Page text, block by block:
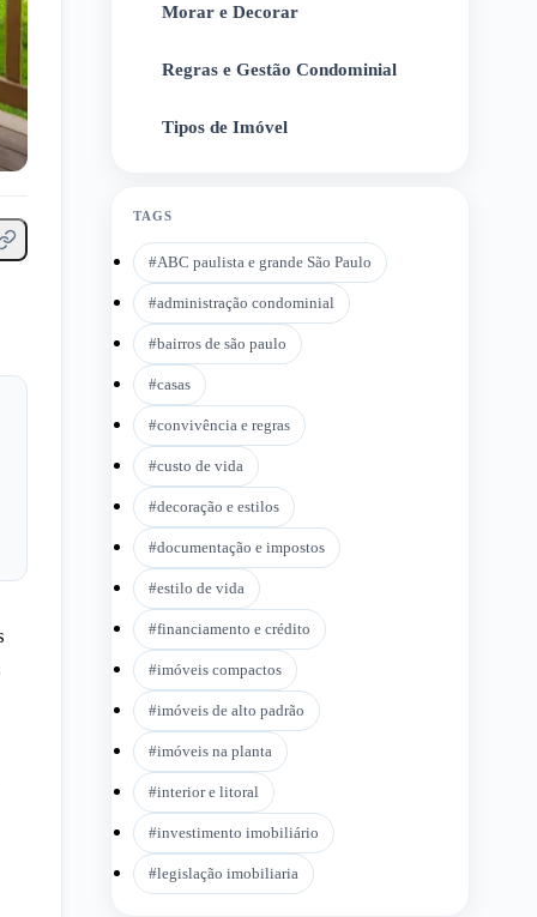
Morar e Decorar
Regras e Gestão Condominial
Tipos de Imóvel
TAGS
#ABC paulista e grande São Paulo
#administração condominial
#bairros de são paulo
#casas
#convivência e regras
#custo de vida
#decoração e estilos
#documentação e impostos
#estilo de vida
#financiamento e crédito
#imóveis compactos
#imóveis de alto padrão
#imóveis na planta
#interior e litoral
#investimento imobiliário
#legislação imobiliaria